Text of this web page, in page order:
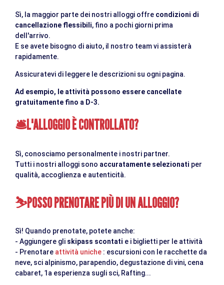
Sì, la maggior parte dei nostri alloggi offre condizioni di
cancellazione flessibili, fino a pochi giorni prima
dell'arrivo.
E se avete bisogno di aiuto, il nostro team vi assisterà
rapidamente.
Assicuratevi di leggere le descrizioni su ogni pagina.
Ad esempio, le attività possono essere cancellate
gratuitamente fino a D-3.
🛎L'ALLOGGIO È CONTROLLATO?
Sì, conosciamo personalmente i nostri partner.
Tutti i nostri alloggi sono accuratamente selezionati per
qualità, accoglienza e autenticità.
⛷POSSO PRENOTARE PIÙ DI UN ALLOGGIO?
Sì! Quando prenotate, potete anche:
- Aggiungere gli skipass scontati e i biglietti per le attività
- Prenotare attività uniche : escursioni con le racchette da
neve, sci alpinismo, parapendio, degustazione di vini, cena
cabaret, 1a esperienza sugli sci, Rafting...